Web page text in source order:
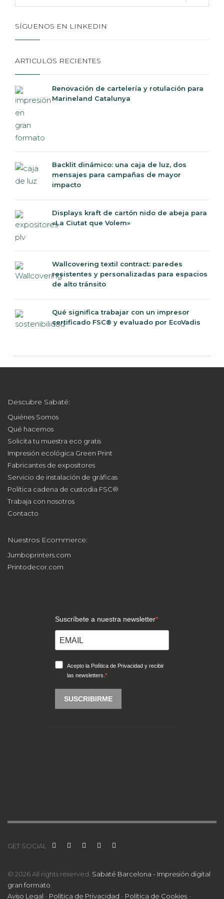
SÍGUENOS EN LINKEDIN
ARTICULOS RECIENTES
Renovación de cartelería y rotulación para
Marineland Catalunya
Backlit dinámico: una caja de luz, dos
mensajes para campañas de mayor
impacto
Displays kraft de cartón nido de abeja para
«La Ciutat que Volem»
Wallcovering textil contract: paredes
resistentes y personalizadas para espacios
de alto tránsito
Qué significa trabajar con un impresor
certificado FSC® y evaluado por EcoVadis
Descubre Sabaté:
Quiénes Somos
Qué hacemos
Solicita tu muestra eco gratis
Impresión ecológica Green Print
Fabricantes de expositores
Servicio de instalación de gráficas
Política cadena de custodia FSC®
Trabaja con nosotros
Contacto
Nuestros Ecommerce:
Jumboprinters.com
Printodecor.com
GET SOCIAL
© 2026 All rights reserved. Sabaté Barcelona - Impresión digital
gran formato.
Aviso Legal - Política de Privacidad - Política de Cookies -